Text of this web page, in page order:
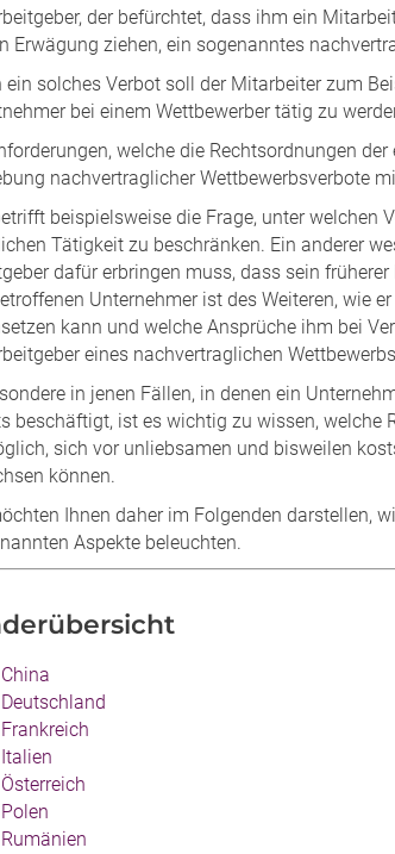
der befürchtet, dass ihm ein
Erwägung ziehen, ein sogenanntes
ein solches Verbot soll der Mitarbeiter zum
bei einem Wettbewerber tätig zu
welche die Rechtsordnungen
nachvertraglicher Wettbewerbsverbote
beispielsweise die Frage, unter
Tätigkeit zu beschränken. Ein anderer
dafür erbringen muss, dass sein
Unternehmer ist des Weiteren, wie
kann und welche Ansprüche ihm bei
eines nachvertraglichen
in jenen Fällen, in denen ein
beschäftigt, ist es wichtig zu wissen, welche
sich vor unliebsamen und bisweilen
können.
Ihnen daher im Folgenden darstellen,
Aspekte beleuchten.
China
Deutschland
Frankreich
Italien
Österreich
Polen
Rumänien